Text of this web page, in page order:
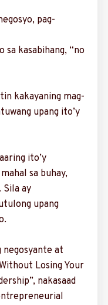
pag-
sa kasabihang, “no
kakayaning mag-
upang ito’y
ito’y
sa buhay,
Sila ay
upang
negosyante at
Losing Your
nakasaad